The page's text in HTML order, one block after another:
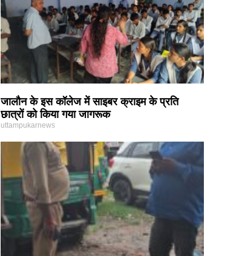
जालौन के इस कॉलेज में साइबर क्राइम के प्रति
छात्रों को किया गया जागरूक
uttampukarnews